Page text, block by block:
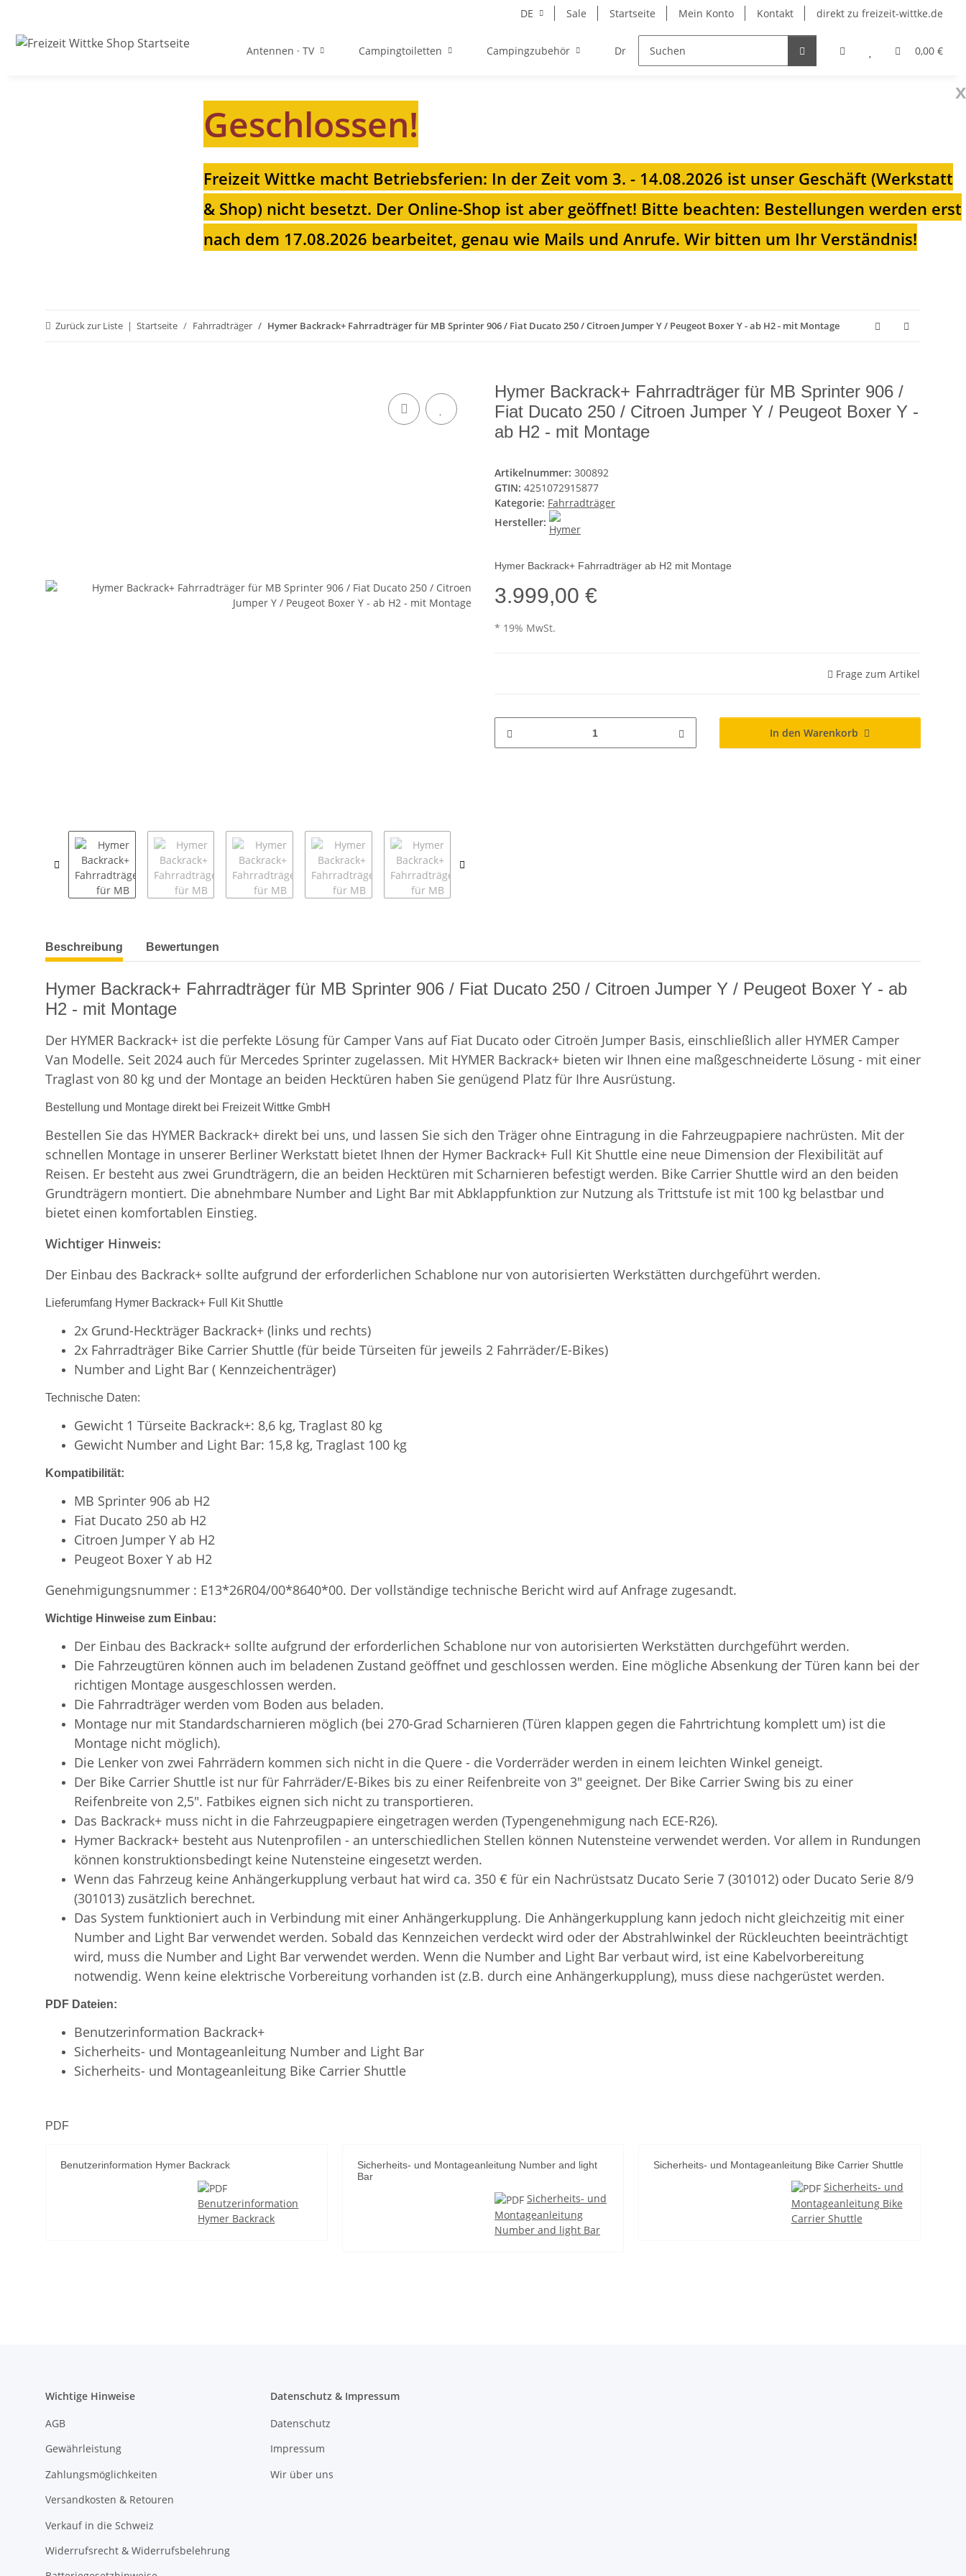
DE Sale Startseite Mein Konto Kontakt direkt zu freizeit-wittke.de
0,00 €
Antennen · TV Campingtoiletten Campingzubehör Drehkonsolen Heizungen für Ihren
x
Geschlossen!
Freizeit Wittke macht Betriebsferien: In der Zeit vom 3. - 14.08.2026 ist unser Geschäft (Werkstatt
& Shop) nicht besetzt. Der Online-Shop ist aber geöffnet! Bitte beachten: Bestellungen werden erst
nach dem 17.08.2026 bearbeitet, genau wie Mails und Anrufe. Wir bitten um Ihr Verständnis!
Zurück zur Liste Startseite Fahrradträger Hymer Backrack+ Fahrradträger für MB Sprinter 906 / Fiat Ducato 250 / Citroen Jumper Y / Peugeot Boxer Y - ab H2 - mit Montage
Hymer Backrack+ Fahrradträger für MB Sprinter 906 /
Fiat Ducato 250 / Citroen Jumper Y / Peugeot Boxer Y -
ab H2 - mit Montage
Artikelnummer: 300892
GTIN: 4251072915877
Kategorie: Fahrradträger
Hersteller:
Hymer Backrack+ Fahrradträger ab H2 mit Montage
3.999,00 €
* 19% MwSt.
Frage zum Artikel
In den Warenkorb
weitere Registerkarten anzeigen
Beschreibung Bewertungen
Hymer Backrack+ Fahrradträger für MB Sprinter 906 / Fiat Ducato 250 / Citroen Jumper Y / Peugeot Boxer Y - ab
H2 - mit Montage
Der HYMER Backrack+ ist die perfekte Lösung für Camper Vans auf Fiat Ducato oder Citroën Jumper Basis, einschließlich aller HYMER Camper
Van Modelle. Seit 2024 auch für Mercedes Sprinter zugelassen. Mit HYMER Backrack+ bieten wir Ihnen eine maßgeschneiderte Lösung - mit einer
Traglast von 80 kg und der Montage an beiden Hecktüren haben Sie genügend Platz für Ihre Ausrüstung.
Bestellung und Montage direkt bei Freizeit Wittke GmbH
Bestellen Sie das HYMER Backrack+ direkt bei uns, und lassen Sie sich den Träger ohne Eintragung in die Fahrzeugpapiere nachrüsten. Mit der
schnellen Montage in unserer Berliner Werkstatt bietet Ihnen der Hymer Backrack+ Full Kit Shuttle eine neue Dimension der Flexibilität auf
Reisen. Er besteht aus zwei Grundträgern, die an beiden Hecktüren mit Scharnieren befestigt werden. Bike Carrier Shuttle wird an den beiden
Grundträgern montiert. Die abnehmbare Number and Light Bar mit Abklappfunktion zur Nutzung als Trittstufe ist mit 100 kg belastbar und
bietet einen komfortablen Einstieg.
Wichtiger Hinweis:
Der Einbau des Backrack+ sollte aufgrund der erforderlichen Schablone nur von autorisierten Werkstätten durchgeführt werden.
Lieferumfang Hymer Backrack+ Full Kit Shuttle
2x Grund-Heckträger Backrack+ (links und rechts)
2x Fahrradträger Bike Carrier Shuttle (für beide Türseiten für jeweils 2 Fahrräder/E-Bikes)
Number and Light Bar ( Kennzeichenträger)
Technische Daten:
Gewicht 1 Türseite Backrack+: 8,6 kg, Traglast 80 kg
Gewicht Number and Light Bar: 15,8 kg, Traglast 100 kg
Kompatibilität:
MB Sprinter 906 ab H2
Fiat Ducato 250 ab H2
Citroen Jumper Y ab H2
Peugeot Boxer Y ab H2
Genehmigungsnummer : E13*26R04/00*8640*00. Der vollständige technische Bericht wird auf Anfrage zugesandt.
Wichtige Hinweise zum Einbau:
Der Einbau des Backrack+ sollte aufgrund der erforderlichen Schablone nur von autorisierten Werkstätten durchgeführt werden.
Die Fahrzeugtüren können auch im beladenen Zustand geöffnet und geschlossen werden. Eine mögliche Absenkung der Türen kann bei der
richtigen Montage ausgeschlossen werden.
Die Fahrradträger werden vom Boden aus beladen.
Montage nur mit Standardscharnieren möglich (bei 270-Grad Scharnieren (Türen klappen gegen die Fahrtrichtung komplett um) ist die
Montage nicht möglich).
Die Lenker von zwei Fahrrädern kommen sich nicht in die Quere - die Vorderräder werden in einem leichten Winkel geneigt.
Der Bike Carrier Shuttle ist nur für Fahrräder/E-Bikes bis zu einer Reifenbreite von 3" geeignet. Der Bike Carrier Swing bis zu einer
Reifenbreite von 2,5". Fatbikes eignen sich nicht zu transportieren.
Das Backrack+ muss nicht in die Fahrzeugpapiere eingetragen werden (Typengenehmigung nach ECE-R26).
Hymer Backrack+ besteht aus Nutenprofilen - an unterschiedlichen Stellen können Nutensteine verwendet werden. Vor allem in Rundungen
können konstruktionsbedingt keine Nutensteine eingesetzt werden.
Wenn das Fahrzeug keine Anhängerkupplung verbaut hat wird ca. 350 € für ein Nachrüstsatz Ducato Serie 7 (301012) oder Ducato Serie 8/9
(301013) zusätzlich berechnet.
Das System funktioniert auch in Verbindung mit einer Anhängerkupplung. Die Anhängerkupplung kann jedoch nicht gleichzeitig mit einer
Number and Light Bar verwendet werden. Sobald das Kennzeichen verdeckt wird oder der Abstrahlwinkel der Rückleuchten beeinträchtigt
wird, muss die Number and Light Bar verwendet werden. Wenn die Number and Light Bar verbaut wird, ist eine Kabelvorbereitung
notwendig. Wenn keine elektrische Vorbereitung vorhanden ist (z.B. durch eine Anhängerkupplung), muss diese nachgerüstet werden.
PDF Dateien:
Benutzerinformation Backrack+
Sicherheits- und Montageanleitung Number and Light Bar
Sicherheits- und Montageanleitung Bike Carrier Shuttle
PDF
Benutzerinformation Hymer Backrack
Benutzerinformation
Hymer Backrack
Sicherheits- und Montageanleitung Number and light
Bar
Sicherheits- und
Montageanleitung
Number and light Bar
Sicherheits- und Montageanleitung Bike Carrier Shuttle
Sicherheits- und
Montageanleitung Bike
Carrier Shuttle
Wichtige Hinweise
AGB
Gewährleistung
Zahlungsmöglichkeiten
Versandkosten & Retouren
Verkauf in die Schweiz
Widerrufsrecht & Widerrufsbelehrung
Datenschutz & Impressum
Datenschutz
Impressum
Wir über uns